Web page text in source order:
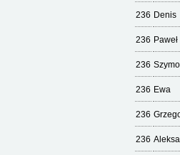
236 Denis
236 Paweł
236
236 Ewa
236
236